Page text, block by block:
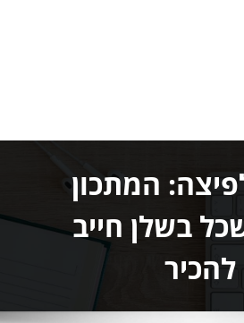
המתכון
בשלן חייב
להכיר